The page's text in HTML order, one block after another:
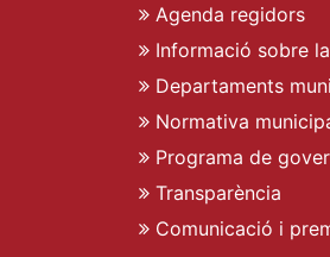
Agenda regidors
Informació sobre
Departaments
Normativa
Programa de
Transparència
Comunicació i